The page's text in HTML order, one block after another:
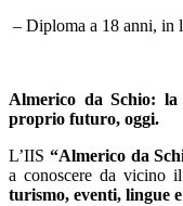
– Diploma a 18 anni, in
Almerico da Schio:
proprio futuro, oggi.
L’IIS “Almerico da
a conoscere da vicino
turismo, eventi, lingue